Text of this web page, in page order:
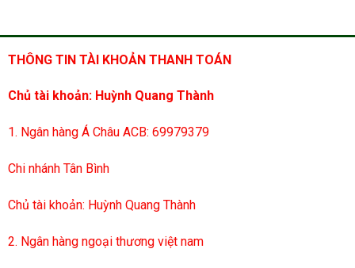
THÔNG TIN TÀI KHOẢN THANH TOÁN
Chủ tài khoản: Huỳnh Quang Thành
1. Ngân hàng Á Châu ACB: 69979379
Chi nhánh Tân Bình
Chủ tài khoản: Huỳnh Quang Thành
2. Ngân hàng ngoại thương việt nam